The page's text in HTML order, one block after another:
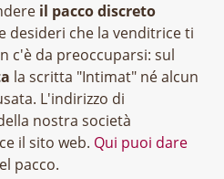
il pacco discreto
desideri che la venditrice ti
c'è da preoccuparsi: sul
la scritta "Intimat" né alcun
L'indirizzo di
nostra società
il sito web. Qui puoi dare
pacco.